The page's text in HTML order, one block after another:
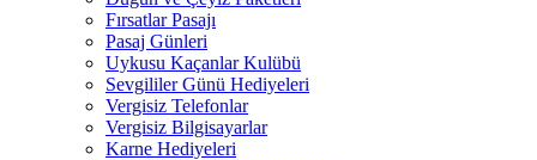
Fırsatlar Pasajı
Pasaj Günleri
Uykusu Kaçanlar Kulübü
Sevgililer Günü Hediyeleri
Vergisiz Telefonlar
Vergisiz Bilgisayarlar
Karne Hediyeleri